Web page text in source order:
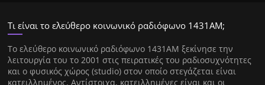
Τι είναι το ελεύθερο κοινωνικό ραδιόφωνο 1431ΑΜ;
Tο ελεύθερο κοινωνικό ραδιόφωνο 1431AM ξεκίνησε την
λειτουργία του το 2001 στις πειρατικές του ραδιοσυχνότητες
και ο φυσικός χώρος (studio) στον οποίο στεγάζεται είναι
κατειλλημένος. Αντίστοιχα, κατειλλημένες είναι και οι